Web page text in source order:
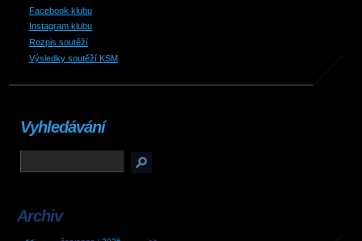
Facebook klubu
Instagram klubu
Rozpis soutěží
Výsledky soutěží KSM
Vyhledávání
Archiv